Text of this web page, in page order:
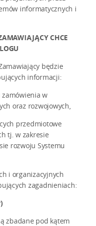
informatycznych i
CHCE
będzie
informacji:
w
oraz rozwojowych,
przedmiotowe
tj. w zakresie
rozwoju Systemu
i organizacyjnych
zagadnieniach:
zbadane pod kątem